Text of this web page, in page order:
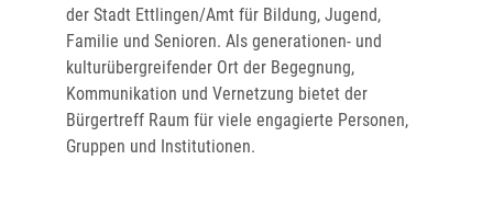
der Stadt Ettlingen/Amt für Bildung, Jugend,
Familie und Senioren. Als generationen- und
kulturübergreifender Ort der Begegnung,
Kommunikation und Vernetzung bietet der
Bürgertreff Raum für viele engagierte Personen,
Gruppen und Institutionen.